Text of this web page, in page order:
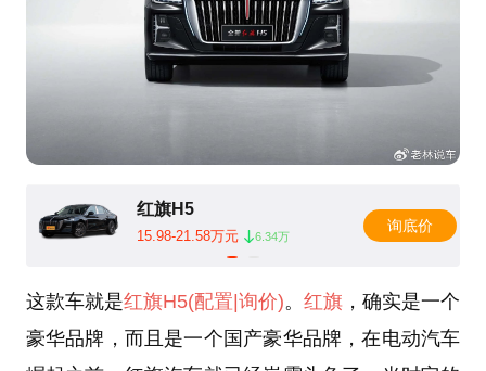
红旗H5
15.98-21.58万元 6.34万
询底价
这款车就是红旗H5(配置|询价)。红旗 ，确实是一个
豪华品牌，而且是一个国产豪华品牌，在电动汽车